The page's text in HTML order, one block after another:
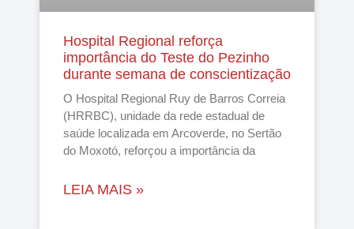
Hospital Regional reforça
importância do Teste do Pezinho
durante semana de conscientização
O Hospital Regional Ruy de Barros Correia
(HRRBC), unidade da rede estadual de
saúde localizada em Arcoverde, no Sertão
do Moxotó, reforçou a importância da
LEIA MAIS »